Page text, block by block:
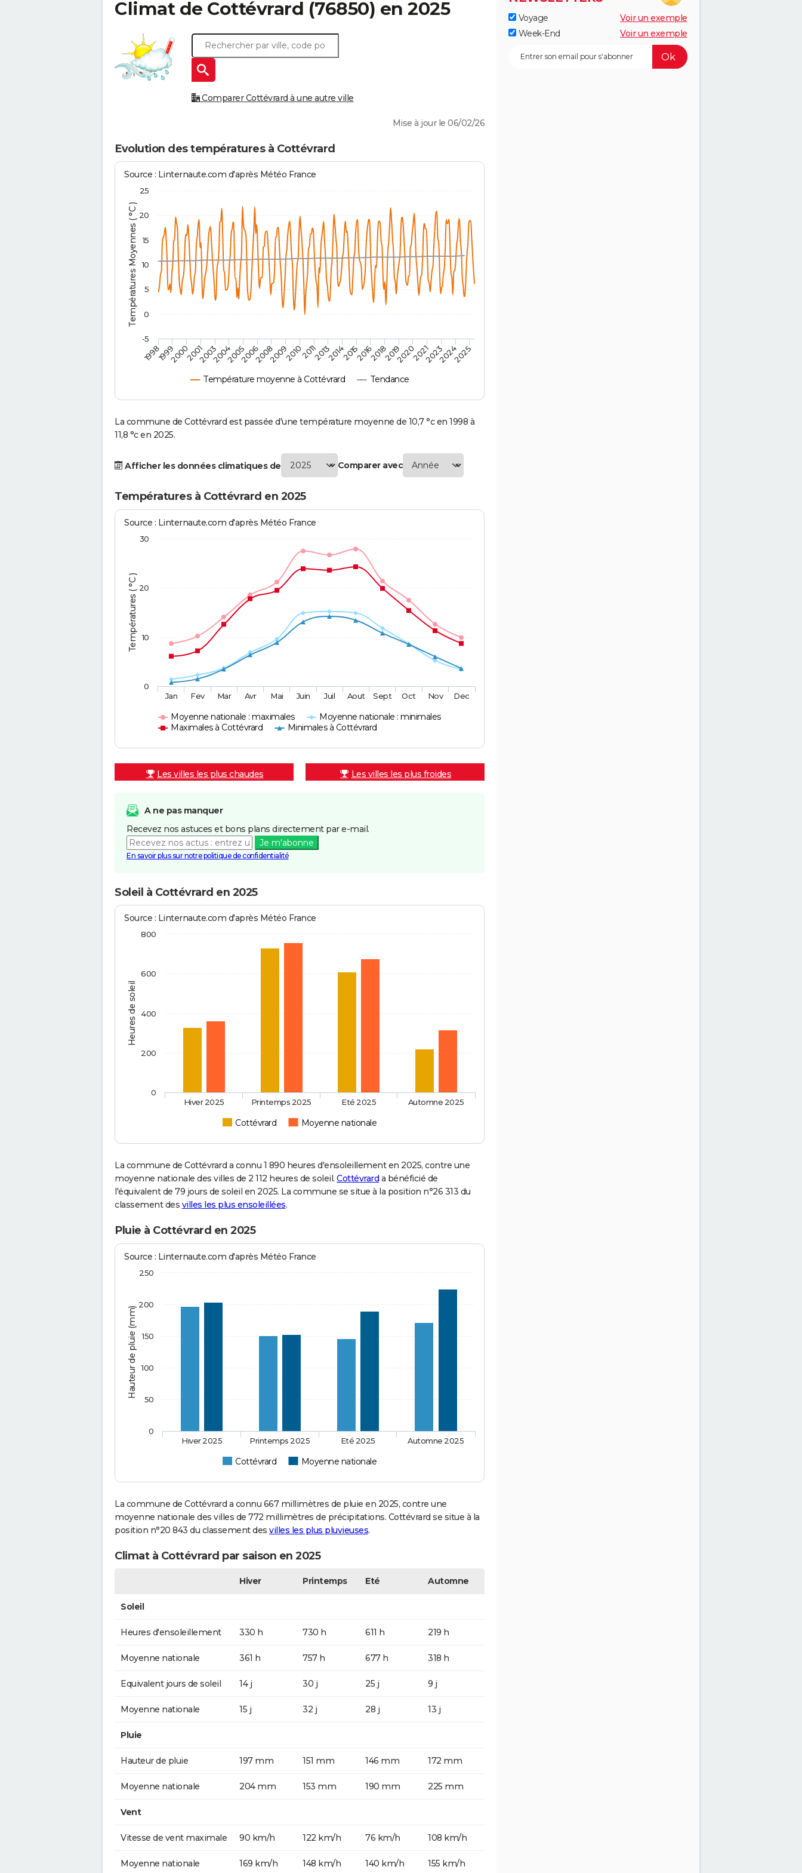
Climat de Cottévrard (76850) en 2025
Comparer Cottévrard à une autre ville
Mise à jour le 06/02/26
Evolution des températures à Cottévrard
Températures Moyennes ( °C )
Source : Linternaute.com d'après Météo France
Température moyenne à Cottévrard Tendance
1998 2014
199920002001200320042005200620082009201020112013 201520162018201920202021202320242025
-5
0
5
10
15
20
25
La commune de Cottévrard est passée d'une température moyenne de 10,7 °c en 1998 à
11,8 °c en 2025.
Afficher les données climatiques de Comparer avec
Températures à Cottévrard en 2025
Températures ( °C )
Source : Linternaute.com d'après Météo France
Moyenne nationale : maximales
Moyenne nationale : minimales
Maximales à Cottévrard
Minimales à Cottévrard
Jan Fev Mar Avr Mai Juin Juil Aout Sept Oct Nov Dec
0
10
20
30
Les villes les plus chaudes Les villes les plus froides
A ne pas manquer
Recevez nos astuces et bons plans directement par e-mail.
Je m'abonne
En savoir plus sur notre politique de confidentialité
Soleil à Cottévrard en 2025
Heures de soleil
Source : Linternaute.com d'après Météo France
Cottévrard Moyenne nationale
Hiver 2025 Printemps 2025 Eté 2025 Automne 2025
0
200
400
600
800
La commune de Cottévrard a connu 1 890 heures d'ensoleillement en 2025, contre une
moyenne nationale des villes de 2 112 heures de soleil. Cottévrard a bénéficié de
l'équivalent de 79 jours de soleil en 2025. La commune se situe à la position n°26 313 du
classement des villes les plus ensoleillées.
Pluie à Cottévrard en 2025
Hauteur de pluie (mm)
Source : Linternaute.com d'après Météo France
Cottévrard Moyenne nationale
Hiver 2025 Printemps 2025 Eté 2025 Automne 2025
0
50
100
150
200
250
La commune de Cottévrard a connu 667 millimètres de pluie en 2025, contre une
moyenne nationale des villes de 772 millimètres de précipitations. Cottévrard se situe à la
position n°20 843 du classement des villes les plus pluvieuses.
Climat à Cottévrard par saison en 2025
Hiver Printemps Eté Automne
Soleil
Heures d'ensoleillement 330 h 730 h 611 h 219 h
Moyenne nationale 361 h 757 h 677 h 318 h
Equivalent jours de soleil 14 j 30 j 25 j 9 j
Moyenne nationale 15 j 32 j 28 j 13 j
Pluie
Hauteur de pluie 197 mm 151 mm 146 mm 172 mm
Moyenne nationale 204 mm 153 mm 190 mm 225 mm
Vent
Vitesse de vent maximale 90 km/h 122 km/h 76 km/h 108 km/h
Moyenne nationale 169 km/h 148 km/h 140 km/h 155 km/h
Voyage
Voir un exemple
Week-End
Voir un exemple